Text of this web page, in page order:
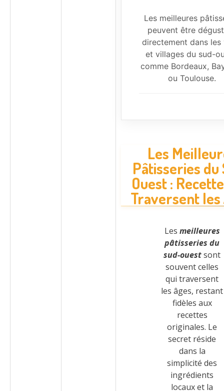
Les meilleures
peuvent être
directement dans les
et villages du sud-
comme Bordeaux,
ou Toulouse.
Les
Pâtisseries du
Ouest :
Traversent les
Les meilleures
pâtisseries du
sud-ouestsont
souvent celles
qui traversent
les âges, restant
fidèles aux
recettes
originales. Le
secret réside
dans la
simplicité des
ingrédients
locaux et la